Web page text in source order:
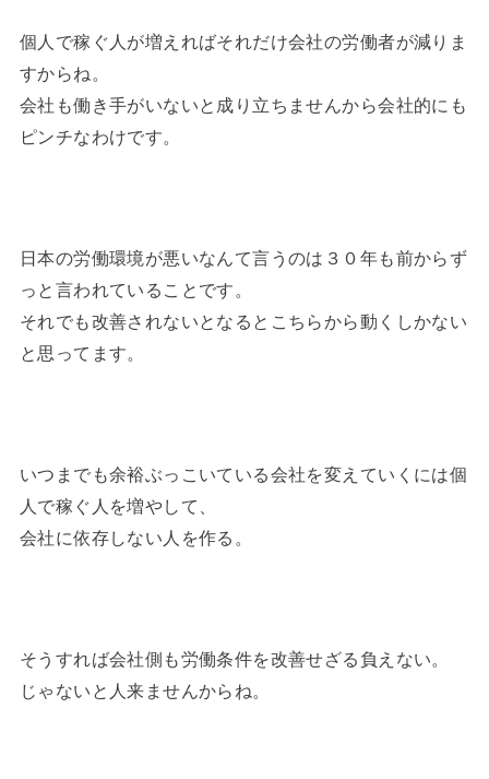
個人で稼ぐ人が増えればそれだけ会社の労働者が減りま
すからね。
会社も働き手がいないと成り立ちませんから会社的にも
ピンチなわけです。
日本の労働環境が悪いなんて言うのは３０年も前からず
っと言われていることです。
それでも改善されないとなるとこちらから動くしかない
と思ってます。
いつまでも余裕ぶっこいている会社を変えていくには個
人で稼ぐ人を増やして、
会社に依存しない人を作る。
そうすれば会社側も労働条件を改善せざる負えない。
じゃないと人来ませんからね。